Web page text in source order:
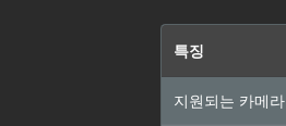
특징
지원되는 카메라